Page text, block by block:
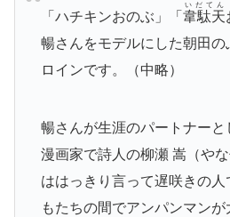
「ハチキンおのぶ」「 韋駄天
いだてん
暢さんをモデルにした朝田の
ロインです。（中略）
暢さんが生涯のパートナーと
漫画家で詩人の柳瀬 嵩（や
ははっきり言って遅咲きの
もたちの間でアンパンマン